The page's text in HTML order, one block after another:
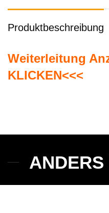
Produktbeschreibung
Weiterleitung
KLICKEN<<<